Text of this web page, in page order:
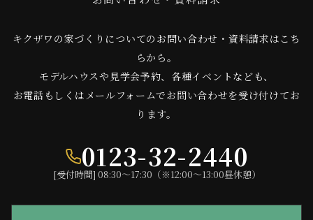
キクザワの家づくりについてのお問い合わせ・資料請求はこち
らから。
モデルハウスや見学会予約、各種イベントなども、
お電話もしくはメールフォームでお問い合わせを受け付けてお
ります。
0123-32-2440
[受付時間] 08:30〜17:30（※12:00〜13:00昼休憩）